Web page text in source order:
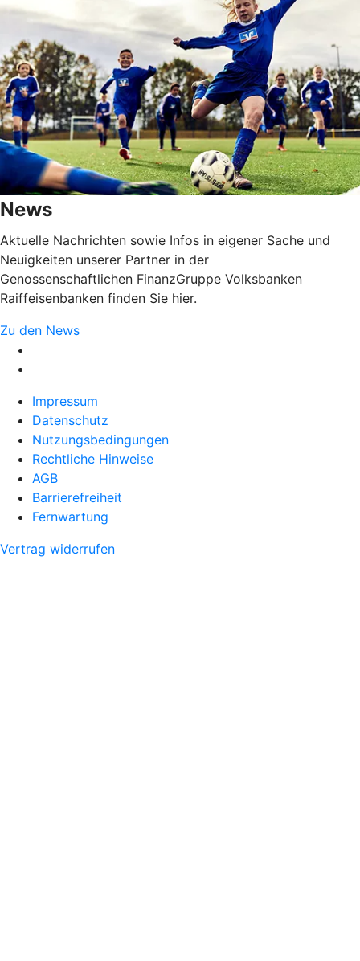
News
Aktuelle Nachrichten sowie Infos in eigener Sache und
Neuigkeiten unserer Partner in der
Genossenschaftlichen FinanzGruppe Volksbanken
Raiffeisenbanken finden Sie hier.
Zu den News
Impressum
Datenschutz
Nutzungsbedingungen
Rechtliche Hinweise
AGB
Barrierefreiheit
Fernwartung
Vertrag widerrufen